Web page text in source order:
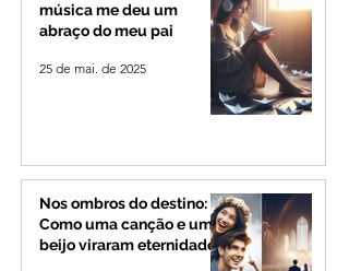
música me deu um
abraço do meu pai
25 de mai. de 2025
Nos ombros do destino:
Como uma canção e um
beijo viraram eternidade